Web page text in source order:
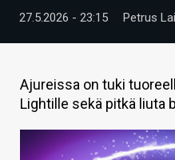
TIETOA
KAUPPA
27.5.2026 - 23:15 Petrus
Ajureissa on tuki
Lightille sekä pitkä liuta